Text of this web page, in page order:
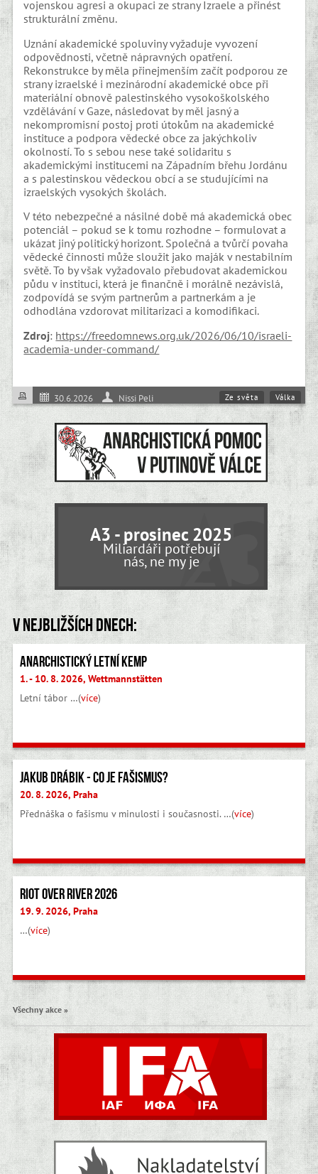
vojenskou agresi a okupaci ze strany Izraele a přinést
strukturální změnu.
Uznání akademické spoluviny vyžaduje vyvození
odpovědnosti, včetně nápravných opatření.
Rekonstrukce by měla přinejmenším začít podporou ze
strany izraelské i mezinárodní akademické obce při
materiální obnově palestinského vysokoškolského
vzdělávání v Gaze, následovat by měl jasný a
nekompromisní postoj proti útokům na akademické
instituce a podpora vědecké obce za jakýchkoliv
okolností. To s sebou nese také solidaritu s
akademickými institucemi na Západním břehu Jordánu
a s palestinskou vědeckou obcí a se studujícími na
izraelských vysokých školách.
V této nebezpečné a násilné době má akademická obec
potenciál – pokud se k tomu rozhodne – formulovat a
ukázat jiný politický horizont. Společná a tvůrčí povaha
vědecké činnosti může sloužit jako maják v nestabilním
světě. To by však vyžadovalo přebudovat akademickou
půdu v instituci, která je finančně i morálně nezávislá,
zodpovídá se svým partnerům a partnerkám a je
odhodlána vzdorovat militarizaci a komodifikaci.
Zdroj: https://freedomnews.org.uk/2026/06/10/israeli-
academia-under-command/
30.6.2026 Nissi Peli Ze světa Válka
A3 - prosinec 2025
Miliardáři potřebují
nás, ne my je
V nejbližších dnech:
Anarchistický letní kemp
1. - 10. 8. 2026, Wettmannstätten
Letní tábor …(více)
Jakub Drábik - Co je fašismus?
20. 8. 2026, Praha
Přednáška o fašismu v minulosti i současnosti. …(více)
Riot Over River 2026
19. 9. 2026, Praha
…(více)
Všechny akce »